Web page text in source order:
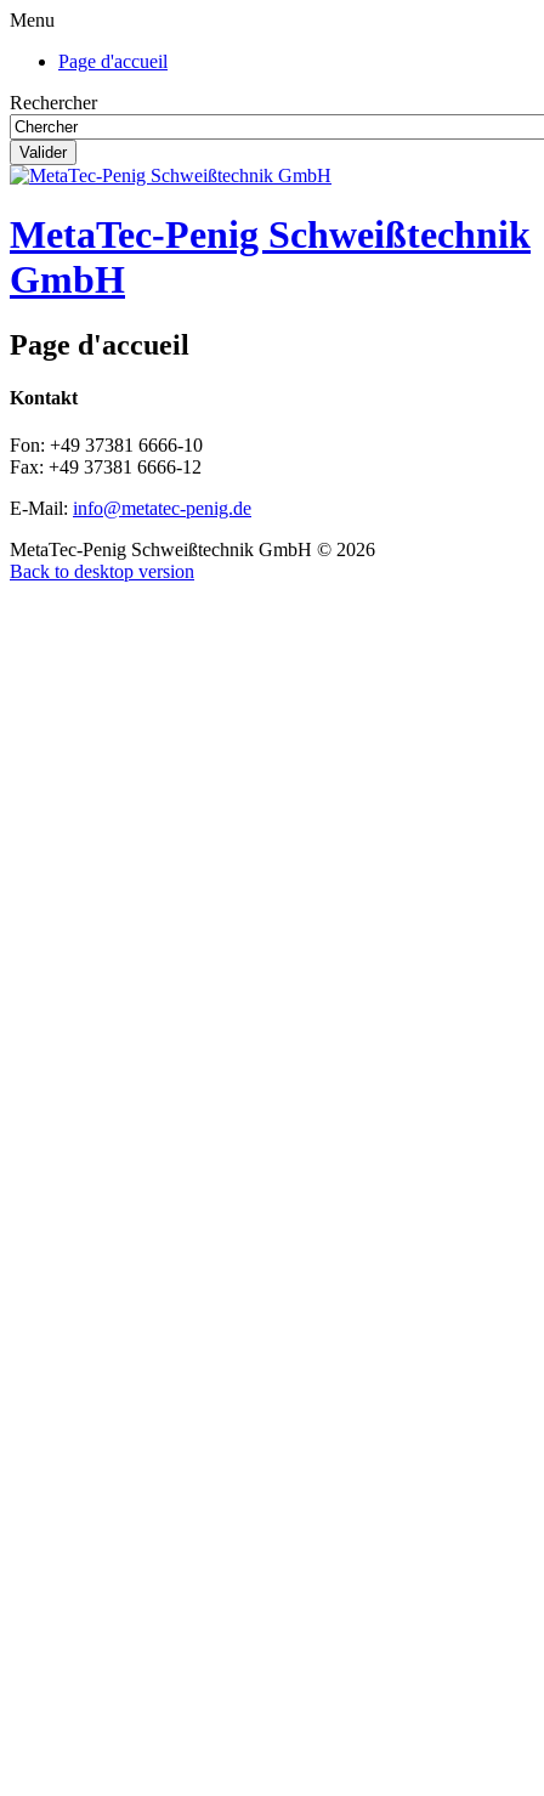
Menu
Page d'accueil
Rechercher
Valider
MetaTec-Penig Schweißtechnik
GmbH
Page d'accueil
Kontakt
Fon: +49 37381 6666-10
Fax: +49 37381 6666-12
E-Mail: info@metatec-penig.de
MetaTec-Penig Schweißtechnik GmbH © 2026
Back to desktop version